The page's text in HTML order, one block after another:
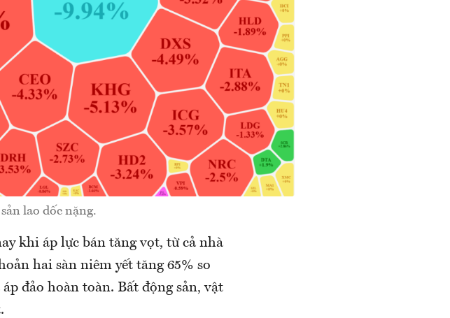
lao dốc nặng.
khi áp lực bán tăng vọt, từ cả nhà
hai sàn niêm yết tăng 65% so
đảo hoàn toàn. Bất động sản, vật